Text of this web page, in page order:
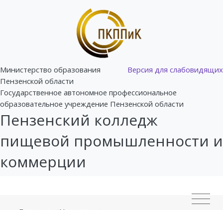
Версия для слабовидящих
Министерство образования
Пензенской области
Государственное автономное профессиональное
образовательное учреждение Пензенской области
Пензенский колледж
пищевой промышленности и
коммерции